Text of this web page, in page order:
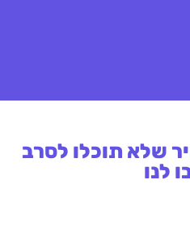
שלא תוכלו לסרב
לנו